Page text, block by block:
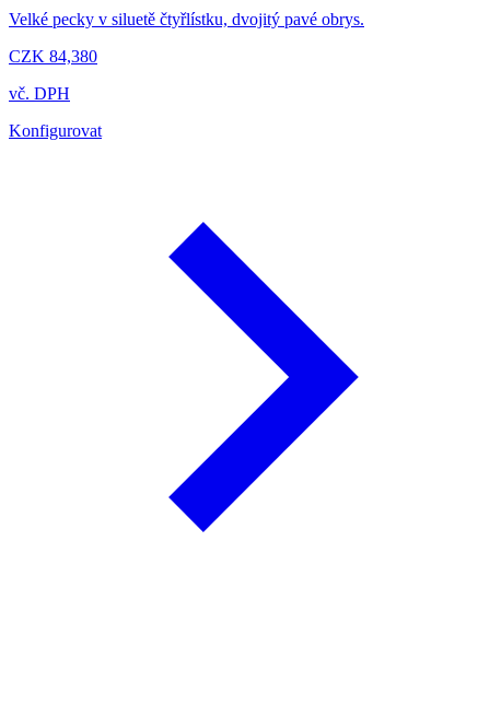
Velké pecky v siluetě čtyřlístku, dvojitý pavé obrys.
CZK 84,380
vč. DPH
Konfigurovat